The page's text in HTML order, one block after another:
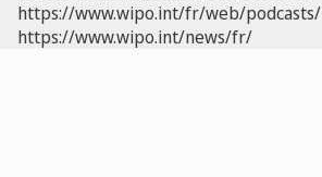
https://www.wipo.int/fr/web/podcasts/
https://www.wipo.int/news/fr/